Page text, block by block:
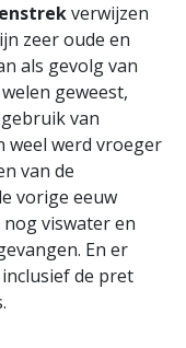
verwijzen
zeer oude en
als gevolg van
geweest,
van
weel werd vroeger
van de
vorige eeuw
viswater en
En er
de pret